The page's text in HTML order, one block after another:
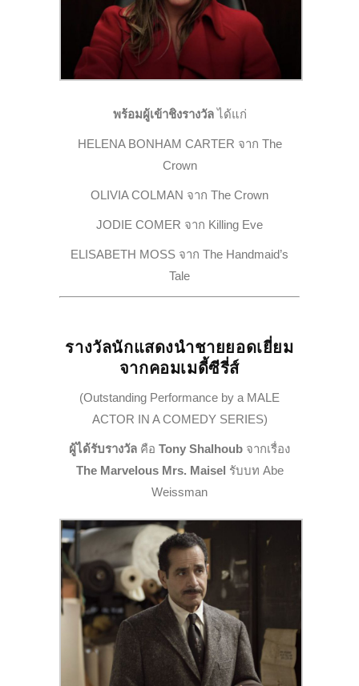
พร้อมผู้เข้าชิงรางวัลได้แก่
HELENA BONHAM CARTER จาก The
Crown
OLIVIA COLMAN จาก The Crown
JODIE COMER จาก Killing Eve
ELISABETH MOSS จาก The Handmaid’s
Tale
รางวัลนักแสดงนำชายยอดเยี่ยม
จากคอมเมดี้ซีรี่ส์
(Outstanding Performance by a MALE
ACTOR IN A COMEDY SERIES)
ผู้ได้รับรางวัล คือ Tony Shalhoub จากเรื่อง
The Marvelous Mrs. Maisel รับบท Abe
Weissman